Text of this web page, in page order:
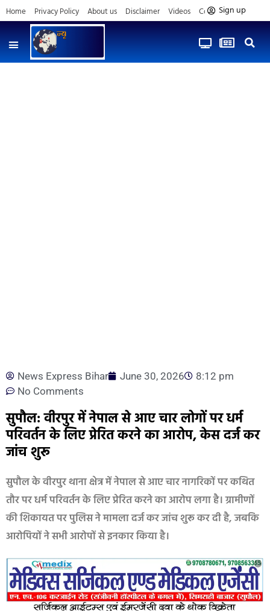
Home Privacy Policy About us Disclaimer Videos Contact us
Sign up
News Express Bihar June 30, 2026
8:12 pm
No Comments
सुपौल: वीरपुर में नेपाल से आए चार लोगों पर धर्म
परिवर्तन के लिए प्रेरित करने का आरोप, केस दर्ज कर
जांच शुरू
सुपौल के वीरपुर थाना क्षेत्र में नेपाल से आए चार नागरिकों पर कथित
तौर पर धर्म परिवर्तन के लिए प्रेरित करने का आरोप लगा है। ग्रामीणों
की शिकायत पर पुलिस ने मामला दर्ज कर जांच शुरू कर दी है, जबकि
आरोपियों ने सभी आरोपों से इनकार किया है।